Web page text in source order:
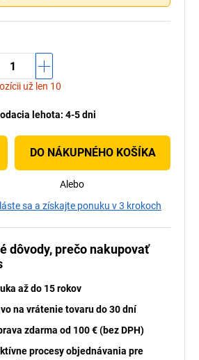
už len 10
lehota: 4-5 dni
DO NÁKUPNÉHO KOŠÍKA
Alebo
sa a získajte ponuku v 3 krokoch
dôvody, prečo nakupovať
až do 15 rokov
na vrátenie tovaru do 30 dní
zdarma od 100 € (bez DPH)
procesy objednávania pre